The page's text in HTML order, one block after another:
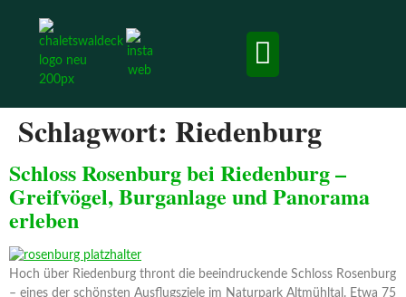
Schlagwort: Riedenburg
Schloss Rosenburg bei Riedenburg –
Greifvögel, Burganlage und Panorama
erleben
Hoch über Riedenburg thront die beeindruckende Schloss Rosenburg
– eines der schönsten Ausflugsziele im Naturpark Altmühltal. Etwa 75